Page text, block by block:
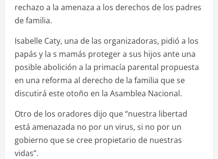
rechazo a la amenaza a los derechos de los padres
de familia.
Isabelle Caty, una de las organizadoras, pidió a los
papás y la s mamás proteger a sus hijos ante una
posible abolición a la primacía parental propuesta
en una reforma al derecho de la familia que se
discutirá este otoño en la Asamblea Nacional.
Otro de los oradores dijo que “nuestra libertad
está amenazada no por un virus, si no por un
gobierno que se cree propietario de nuestras
vidas”.